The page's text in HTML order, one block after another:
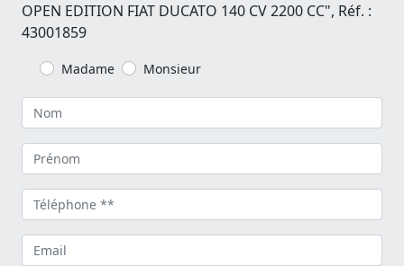
OPEN EDITION FIAT DUCATO 140 CV 2200 CC", Réf. :
43001859
Madame Monsieur